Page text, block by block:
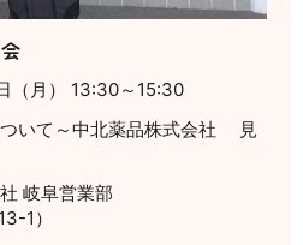
（月） 13:30～15:30
ついて～中北薬品株式会社 見
岐阜営業部
1）